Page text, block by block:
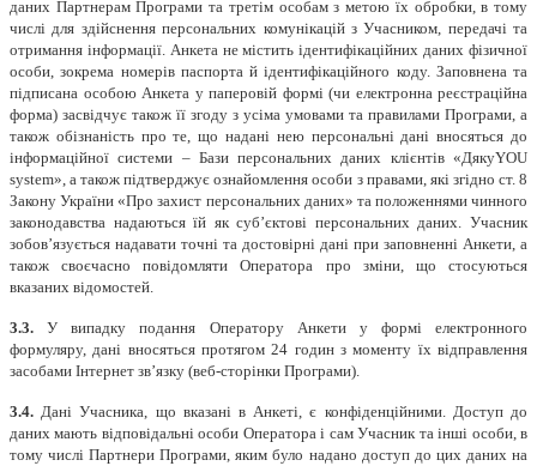
даних Партнерам Програми та третім особам з метою їх обробки, в тому
числі для здійснення персональних комунікацій з Учасником, передачі та
отримання інформації. Анкета не містить ідентифікаційних даних фізичної
особи, зокрема номерів паспорта й ідентифікаційного коду. Заповнена та
підписана особою Анкета у паперовій формі (чи електронна реєстраційна
форма) засвідчує також її згоду з усіма умовами та правилами Програми, а
також обізнаність про те, що надані нею персональні дані вносяться до
інформаційної системи – Бази персональних даних клієнтів «ДякуYOU
system», а також підтверджує ознайомлення особи з правами, які згідно ст. 8
Закону України «Про захист персональних даних» та положеннями чинного
законодавства надаються їй як суб’єктові персональних даних. Учасник
зобов’язується надавати точні та достовірні дані при заповненні Анкети, а
також своєчасно повідомляти Оператора про зміни, що стосуються
вказаних відомостей.
3.3. У випадку подання Оператору Анкети у формі електронного
формуляру, дані вносяться протягом 24 годин з моменту їх відправлення
засобами Інтернет зв’язку (веб-сторінки Програми).
3.4. Дані Учасника, що вказані в Анкеті, є конфіденційними. Доступ до
даних мають відповідальні особи Оператора і сам Учасник та інші особи, в
тому числі Партнери Програми, яким було надано доступ до цих даних на